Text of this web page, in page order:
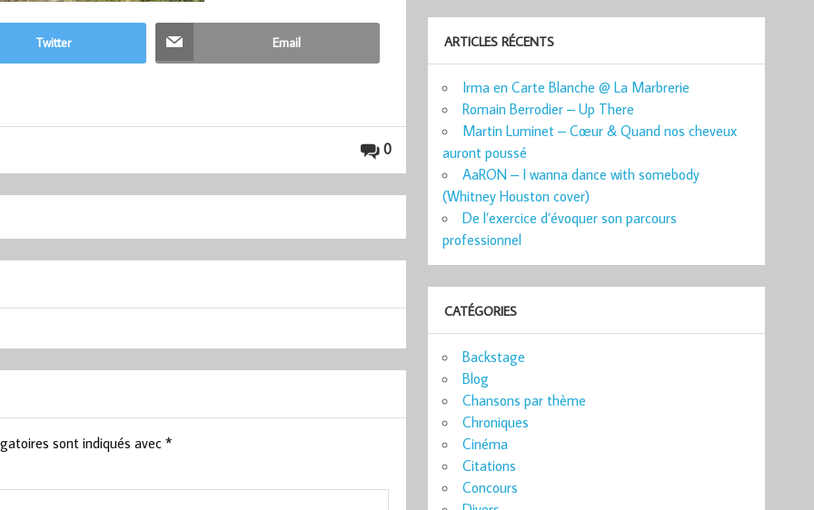
Twitter Email
0
sont indiqués avec *
ARTICLES RÉCENTS
Irma en Carte Blanche @ La Marbrerie
Romain Berrodier – Up There
Martin Luminet – Cœur & Quand nos cheveux
auront poussé
AaRON – I wanna dance with somebody
(Whitney Houston cover)
De l’exercice d’évoquer son parcours
professionnel
CATÉGORIES
Backstage
Blog
Chansons par thème
Chroniques
Cinéma
Citations
Concours